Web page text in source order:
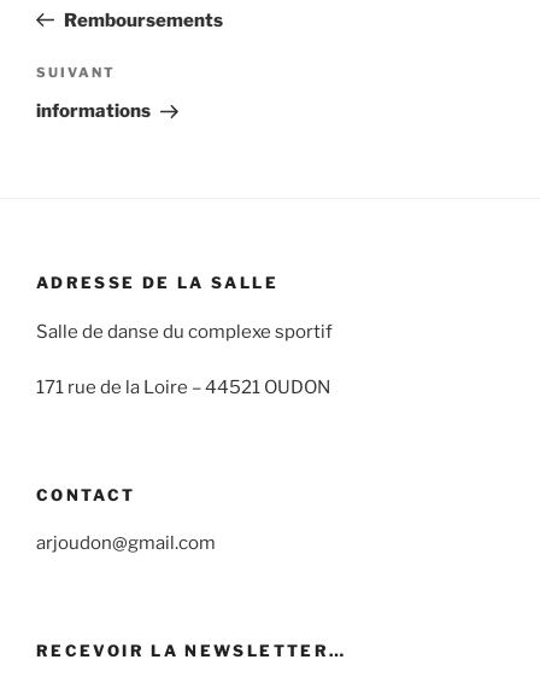
l’article
précédent
Remboursements
Article
suivant
SUIVANT
informations
ADRESSE DE LA SALLE
Salle de danse du complexe sportif
171 rue de la Loire –44521 OUDON
CONTACT
arjoudon@gmail.com
RECEVOIR LA NEWSLETTER…